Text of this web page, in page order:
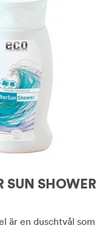
SUN SHOWER
är en duschtvål som